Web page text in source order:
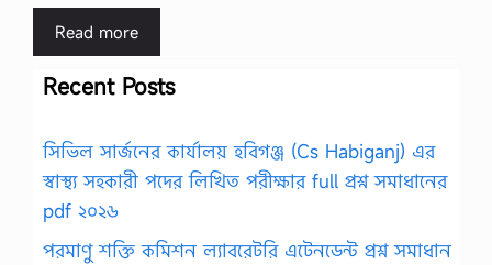
Read more
Recent Posts
সিভিল সার্জনের কার্যালয় হবিগঞ্জ (Cs Habiganj) এর
স্বাস্থ্য সহকারী পদের লিখিত পরীক্ষার full প্রশ্ন সমাধানের
pdf ২০২৬
পরমাণু শক্তি কমিশন ল্যাবরেটরি এটেনডেন্ট প্রশ্ন সমাধান